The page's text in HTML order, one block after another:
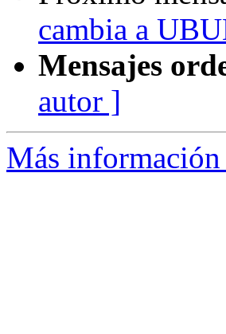
cambia a
Mensajes
autor ]
Más